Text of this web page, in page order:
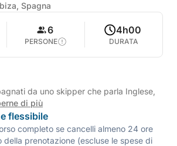
Spagna
6
PERSONE
4h00
DURATA
da uno skipper che parla Inglese,
di più
flessibile
completo se cancelli almeno 24 ore
della prenotazione (escluse le spese di